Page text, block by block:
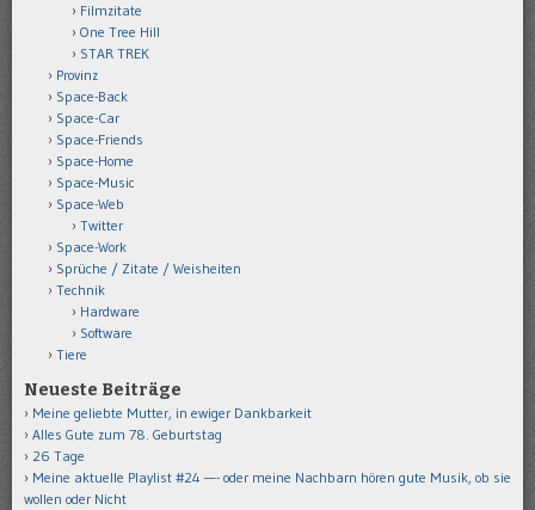
Filmzitate
One Tree Hill
STAR TREK
Provinz
Space-Back
Space-Car
Space-Friends
Space-Home
Space-Music
Space-Web
Twitter
Space-Work
Sprüche / Zitate / Weisheiten
Technik
Hardware
Software
Tiere
Neueste Beiträge
Meine geliebte Mutter, in ewiger Dankbarkeit
Alles Gute zum 78. Geburtstag
26 Tage
Meine aktuelle Playlist #24 —- oder meine Nachbarn hören gute Musik, ob sie
wollen oder Nicht